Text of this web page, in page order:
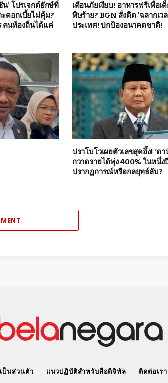
น’ โปรเจกต์ยักษ์ที่
ะดอกเบี้ยไม่คุ้ม?
คนท้องถิ่นได้แค่
เตือนภัยเงียบ! อาหารฟรีเพื่อเ
พิษร้าย? BGN สั่งติด ‘ฉลากเว
ประเทศ! ปกป้องอนาคตชาติ!
ปราโบโวเผยตัวเลขสุดอึ้ง! ‘ดา
กวาดรายได้พุ่ง 400% ในหนึ่
ปรากฏการณ์หรือกลยุทธ์ลับ?
ป็นส่วนตัว แนวปฏิบัติสำหรับสื่อดิจิทัล ติดต่อเรา